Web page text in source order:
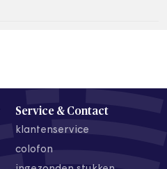
Service & Contact
klantenservice
colofon